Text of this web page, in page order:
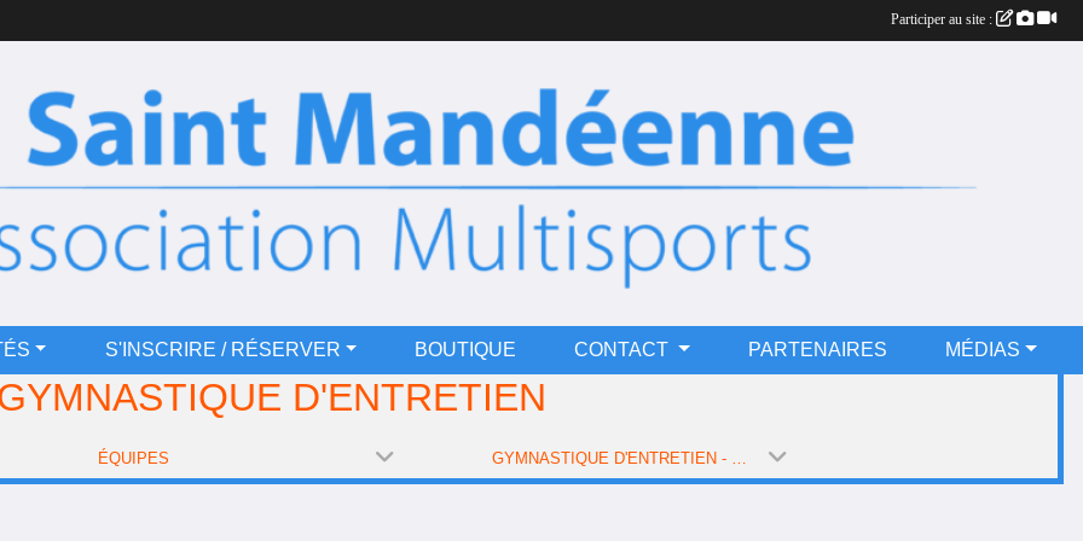
S'INSCRIRE / RÉSERVER BOUTIQUE CONTACT PARTENAIRES MÉDIAS
D'ENTRETIEN
ÉQUIPES
Participer au site :